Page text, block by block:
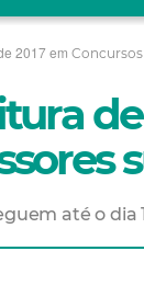
2017 em Concursos
até o dia